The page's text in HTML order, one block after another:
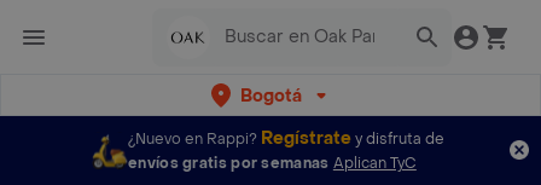
Bogotá
¿Nuevo en Rappi? Regístratey disfruta de
envíos gratis por semanas Aplican TyC